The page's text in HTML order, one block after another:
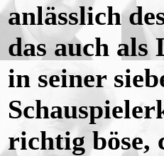
anlässlich
das auch als
in seiner
richtig böse,